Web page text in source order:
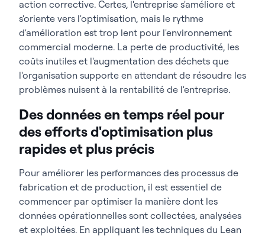
action corrective. Certes, l'entreprise s'améliore et
s'oriente vers l'optimisation, mais le rythme
d'amélioration est trop lent pour l'environnement
commercial moderne. La perte de productivité, les
coûts inutiles et l'augmentation des déchets que
l'organisation supporte en attendant de résoudre les
problèmes nuisent à la rentabilité de l'entreprise.
Des données en temps réel pour
des efforts d'optimisation plus
rapides et plus précis
Pour améliorer les performances des processus de
fabrication et de production, il est essentiel de
commencer par optimiser la manière dont les
données opérationnelles sont collectées, analysées
et exploitées. En appliquant les techniques du Lean